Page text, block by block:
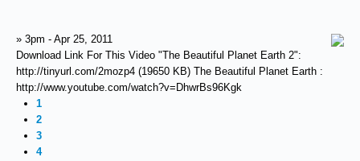
» 3pm - Apr 25, 2011
Download Link For This Video "The Beautiful Planet Earth 2":
http://tinyurl.com/2mozp4 (19650 KB) The Beautiful Planet Earth :
http://www.youtube.com/watch?v=DhwrBs96Kgk
1
2
3
4